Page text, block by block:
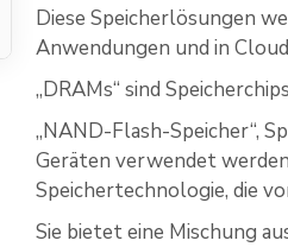
Diese Speicherlösungen
Anwendungen und in
„DRAMs“ sind
„NAND-Flash-Speicher“,
Geräten verwendet
Speichertechnologie, die
Sie bietet eine Mischung